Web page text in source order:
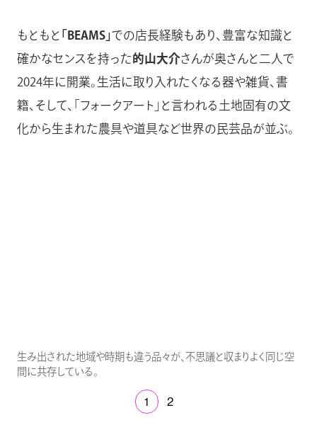
もともと 「BEAMS」での店長経験もあり、豊富な知識と
確かなセンスを持った的山大介さんが奥さんと二人で
2024年に開業。生活に取り入れたくなる器や雑貨、書
籍、そして、「フォークアート」と言われる土地固有の文
化から生まれた農具や道具など世界の民芸品が並ぶ。
生み出された地域や時期も違う品々が、不思議と収まりよく同じ空
間に共存している。
1 2